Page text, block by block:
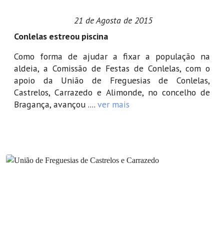
21 de Agosta de 2015
Conlelas estreou piscina
Como forma de ajudar a fixar a população na
aldeia, a Comissão de Festas de Conlelas, com o
apoio da União de Freguesias de Conlelas,
Castrelos, Carrazedo e Alimonde, no concelho de
Bragança, avançou .... ver mais